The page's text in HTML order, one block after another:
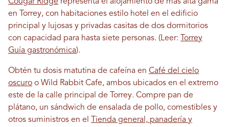
en Torrey, con habitaciones estilo hotel en el edificio
principal y lujosas y privadas casitas de dos dormitorios
con capacidad para hasta siete personas. (Leer:
Torrey
Guía gastronómica).
Obtén tu dosis matutina de cafeína en Café del cielo
oscuro o Wild Rabbit Cafe, ambos ubicados en el extremo
este de la calle principal de Torrey. Compre pan de
plátano, un sándwich de ensalada de pollo, comestibles y
otros suministros en el
Tienda general, panadería y